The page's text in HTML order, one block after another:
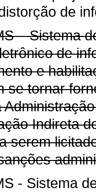
de
– Sistema
de
e
se tornar
Indireta
serem
- Sistema